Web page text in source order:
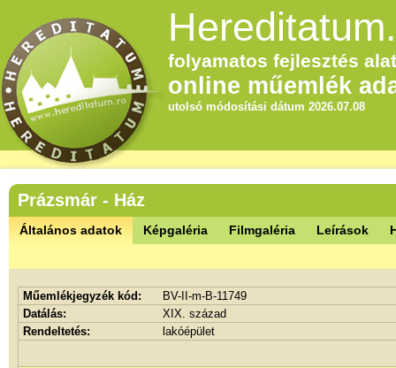
folyamatos fejlesztés
online műemlék
utolsó módosítási dátum 2026.07.08
Prázsmár - Ház
Általános adatok Képgaléria Filmgaléria Leírások
Műemlékjegyzék kód:
BV-II-m-B-11749
Datálás:
XIX. század
Rendeltetés:
lakóépület